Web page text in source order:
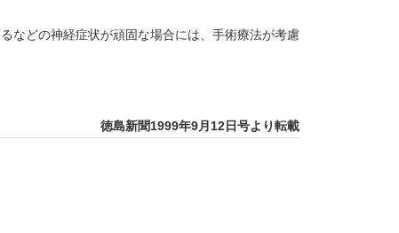
などの神経症状が頑固な場合には、手術療法が考慮
徳島新聞1999年9月12日号より転載